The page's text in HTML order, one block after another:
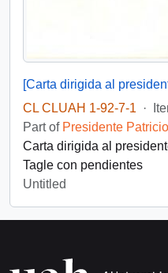
CL CLUAH 1-92-7-1
·
Part of Presidente
Carta dirigida al
Tagle con pendientes
Untitled